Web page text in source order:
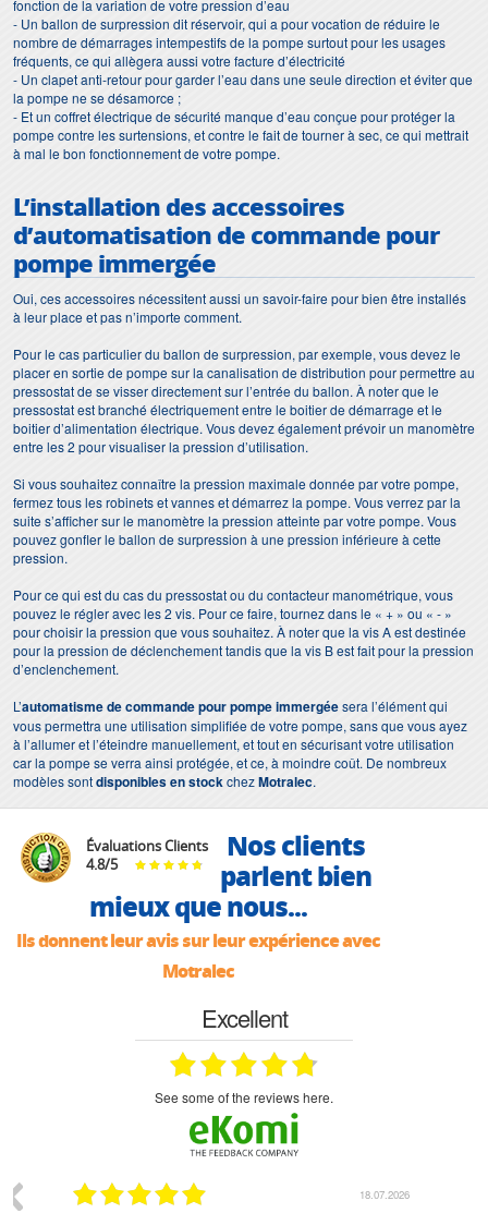
fonction de la variation de votre pression d’eau
- Un ballon de surpression dit réservoir, qui a pour vocation de réduire le
nombre de démarrages intempestifs de la pompe surtout pour les usages
fréquents, ce qui allègera aussi votre facture d’électricité
- Un clapet anti-retour pour garder l’eau dans une seule direction et éviter que
la pompe ne se désamorce ;
- Et un coffret électrique de sécurité manque d’eau conçue pour protéger la
pompe contre les surtensions, et contre le fait de tourner à sec, ce qui mettrait
à mal le bon fonctionnement de votre pompe.
L’installation des accessoires
d’automatisation de commande pour
pompe immergée
Oui, ces accessoires nécessitent aussi un savoir-faire pour bien être installés
à leur place et pas n’importe comment.
Pour le cas particulier du ballon de surpression, par exemple, vous devez le
placer en sortie de pompe sur la canalisation de distribution pour permettre au
pressostat de se visser directement sur l’entrée du ballon. À noter que le
pressostat est branché électriquement entre le boitier de démarrage et le
boitier d’alimentation électrique. Vous devez également prévoir un manomètre
entre les 2 pour visualiser la pression d’utilisation.
Si vous souhaitez connaître la pression maximale donnée par votre pompe,
fermez tous les robinets et vannes et démarrez la pompe. Vous verrez par la
suite s’afficher sur le manomètre la pression atteinte par votre pompe. Vous
pouvez gonfler le ballon de surpression à une pression inférieure à cette
pression.
Pour ce qui est du cas du pressostat ou du contacteur manométrique, vous
pouvez le régler avec les 2 vis. Pour ce faire, tournez dans le « + » ou « - »
pour choisir la pression que vous souhaitez. À noter que la vis A est destinée
pour la pression de déclenchement tandis que la vis B est fait pour la pression
d’enclenchement.
L’automatisme de commande pour pompe immergéesera l’élément qui
vous permettra une utilisation simplifiée de votre pompe, sans que vous ayez
à l’allumer et l’éteindre manuellement, et tout en sécurisant votre utilisation
car la pompe se verra ainsi protégée, et ce, à moindre coût. De nombreux
modèles sontdisponibles en stockchezMotralec.
Évaluations Clients
4.8/5
Nos clients
parlent bien
mieux que nous...
Ils donnent leur avis sur leur expérience avec
Motralec
Excellent
see some of the reviews here.
18.07.2026